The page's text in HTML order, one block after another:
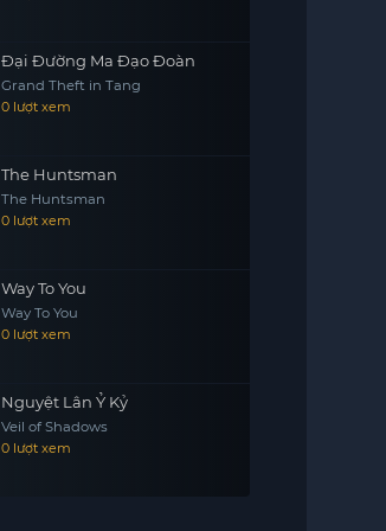
Đại Đường Ma Đạo Đoàn
Grand Theft in Tang
0 lượt xem
The Huntsman
The Huntsman
0 lượt xem
Way To You
Way To You
0 lượt xem
Nguyệt Lân Ỷ Kỷ
Veil of Shadows
0 lượt xem